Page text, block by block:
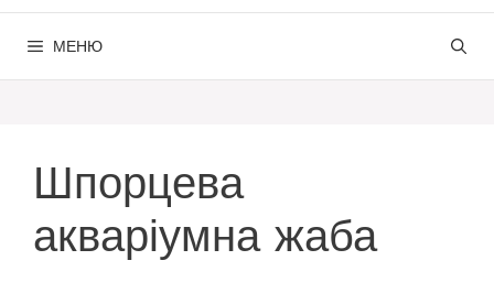
МЕНЮ
Шпорцева
акваріумна жаба